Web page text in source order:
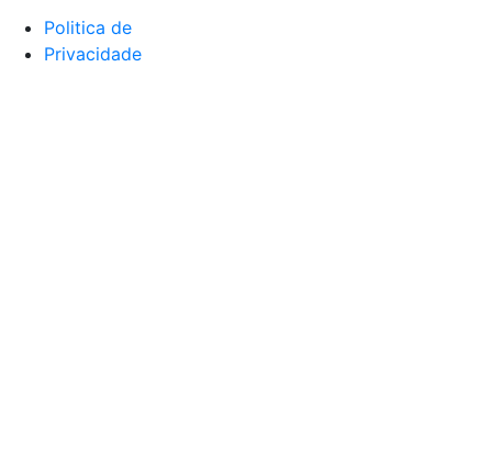
Politica de
Privacidade